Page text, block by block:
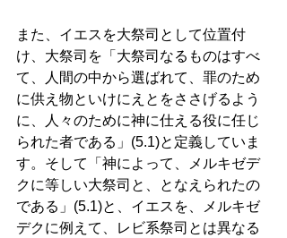
また、イエスを大祭司として位置付
け、大祭司を「大祭司なるものはすべ
て、人間の中から選ばれて、罪のため
に供え物といけにえとをささげるよう
に、人々のために神に仕える役に任じ
られた者である」(5.1)と定義していま
す。そして「神によって、メルキゼデ
クに等しい大祭司と、となえられたの
である」(5.1)と、イエスを、メルキゼ
デクに例えて、レビ系祭司とは異なる